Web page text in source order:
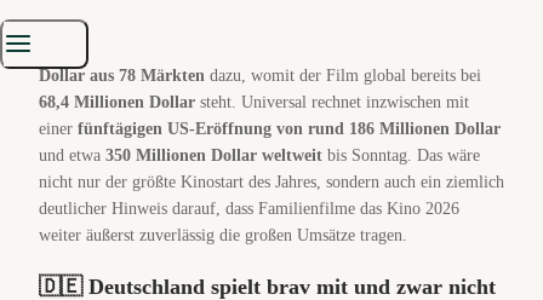
Dollar aus 78 Märkten dazu, womit der Film global bereits bei
68,4 Millionen Dollar steht. Universal rechnet inzwischen mit
einer fünftägigen US-Eröffnung von rund 186 Millionen Dollar
und etwa 350 Millionen Dollar weltweit bis Sonntag. Das wäre
nicht nur der größte Kinostart des Jahres, sondern auch ein ziemlich
deutlicher Hinweis darauf, dass Familienfilme das Kino 2026
weiter äußerst zuverlässig die großen Umsätze tragen.
🇩🇪 Deutschland spielt brav mit und zwar nicht